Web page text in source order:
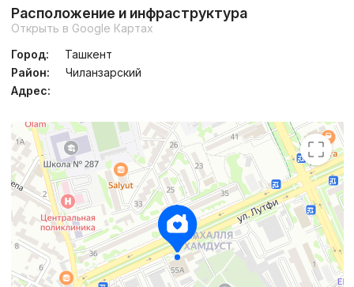
Расположение и инфраструктура
Открыть в Google Картах
Город:
Ташкент
Район:
Чиланзарский
Адрес: